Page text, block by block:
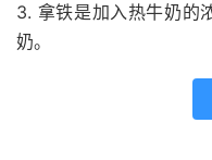
3. 拿铁是加入热牛奶的
奶。